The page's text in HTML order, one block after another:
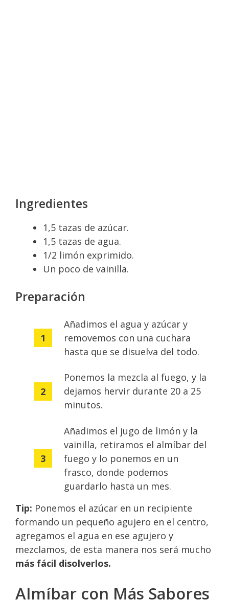
Ingredientes
1,5 tazas de azúcar.
1,5 tazas de agua.
1/2 limón exprimido.
Un poco de vainilla.
Preparación
Añadimos el agua y azúcar y
removemos con una cuchara
hasta que se disuelva del todo.
Ponemos la mezcla al fuego, y la
dejamos hervir durante 20 a 25
minutos.
Añadimos el jugo de limón y la
vainilla, retiramos el almíbar del
fuego y lo ponemos en un
frasco, donde podemos
guardarlo hasta un mes.
Tip: Ponemos el azúcar en un recipiente
formando un pequeño agujero en el centro,
agregamos el agua en ese agujero y
mezclamos, de esta manera nos será mucho
más fácil disolverlos.
Almíbar con Más Sabores